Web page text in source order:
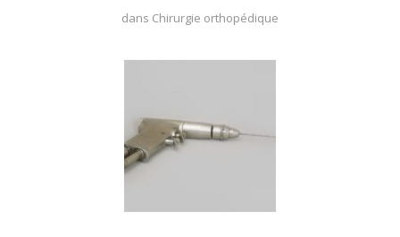
dans Chirurgie orthopédique